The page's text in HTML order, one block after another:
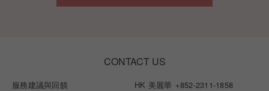
CONTACT US
服務建議與回饋 HK 美麗華 +852-2311-1858